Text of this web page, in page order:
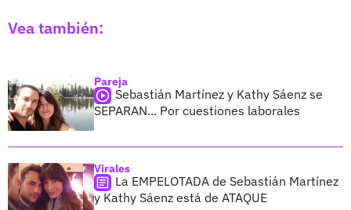
Vea también:
Pareja
Sebastián Martínez y Kathy Sáenz se
SEPARAN... Por cuestiones laborales
Virales
La EMPELOTADA de Sebastián Martínez
y Kathy Sáenz está de ATAQUE